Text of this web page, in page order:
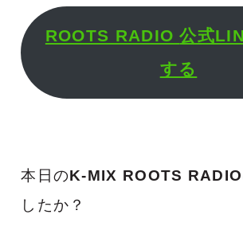
ROOTS RADIO公式
する
本日のK-MIX ROOTS RADIO
したか？